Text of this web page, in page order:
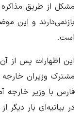
مشکل از طریق
بازنمی‌دارند و این
است.
مشترک وزیران
فارس با وزیر خارجه
در بیانیه‌ای بار دیگر